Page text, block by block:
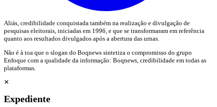
Aliás, credibilidade conquistada também na realização e divulgação de
pesquisas eleitorais, iniciadas em 1996, e que se transformaram em referência
quanto aos resultados divulgados após a abertura das urnas.
Não é à toa que o slogan do Boqnews sintetiza o compromisso do grupo
Enfoque com a qualidade da informação: Boqnews, credibilidade em todas as
plataformas.
✕
Expediente